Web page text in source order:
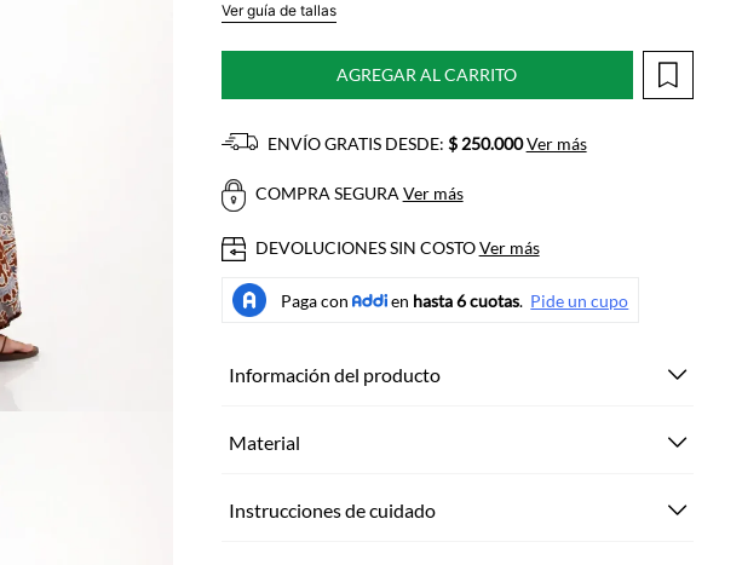
Ver guía de tallas
AGREGAR AL CARRITO
ENVÍO GRATIS DESDE: $ 250.000 Ver más
COMPRA SEGURA Ver más
DEVOLUCIONES SIN COSTOVer más
Información del producto
Material
Instrucciones de cuidado